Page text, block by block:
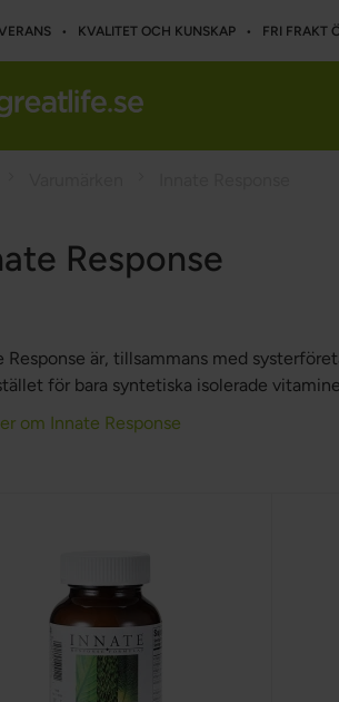
• KVALITET OCH KUNSKAP • FRI FRAKT
Response
Response är, tillsammans med
för bara syntetiska isolerade
om Innate Response